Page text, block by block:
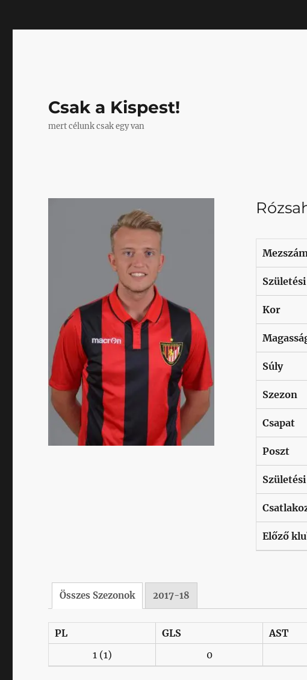
Csak a Kispest!
mert célunk csak egy van
Mezszám
Kor
Súly
Szezon
Csapat
Poszt
Előző
Összes Szezonok 2017-18
PL GLS AST
1 (1) 0